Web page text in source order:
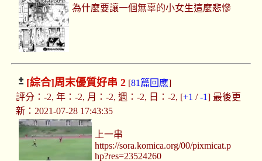
為什麼要讓一個無辜的小女生這麼悲慘
[綜合]周末優質好串 2[81篇回應]
評分：-2, 年：-2, 月：-2, 週：-2, 日：-2, [+1 /-1] 最後更
新：2021-07-28 17:43:35
上一串
https://sora.komica.org/00/pixmicat.p
hp?res=23524260